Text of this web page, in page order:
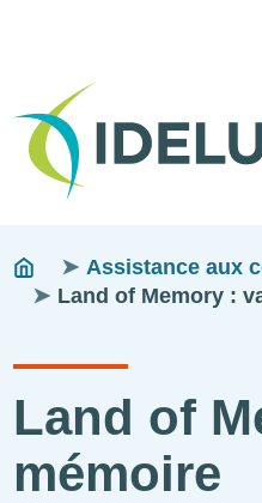
Tête
Fils
d'ariane
You
are
Assistance aux
Land of Memory :
Land of
mémoire